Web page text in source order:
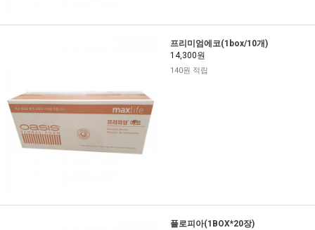
프리미엄에코(1box/10개)
14,300원
140원 적립
플로피아(1BOX*20장)